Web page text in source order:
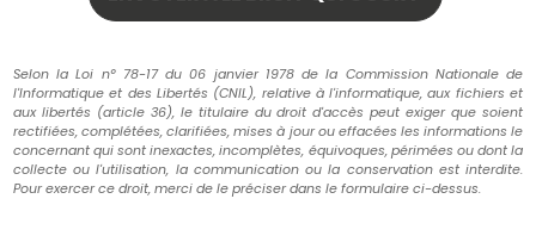
Selon la Loi n° 78-17 du 06 janvier 1978 de la Commission Nationale de
l'Informatique et des Libertés (CNIL), relative à l'informatique, aux fichiers et
aux libertés (article 36), le titulaire du droit d'accès peut exiger que soient
rectifiées, complétées, clarifiées, mises à jour ou effacées les informations le
concernant qui sont inexactes, incomplètes, équivoques, périmées ou dont la
collecte ou l'utilisation, la communication ou la conservation est interdite.
Pour exercer ce droit, merci de le préciser dans le formulaire ci-dessus.